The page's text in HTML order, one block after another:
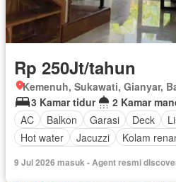
Rp 250Jt/tahun
Kemenuh, Sukawati, Gianyar,
3 Kamar tidur
2 Kamar
AC
Balkon Garasi Deck
Hot water
Jacuzzi Kolam
9 Jul 2026 masuk - Agent resmi